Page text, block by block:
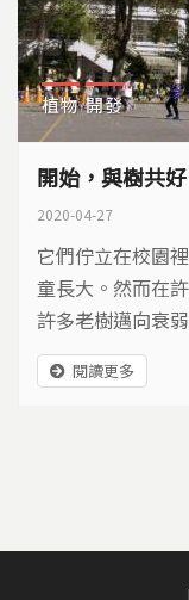
植物 開發
開始，與樹共
2020-04-27
它們佇立在校園
童長大。然而在
許多老樹邁向衰
重拾健康，開始
閱讀更多